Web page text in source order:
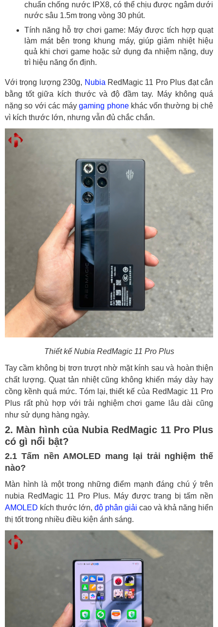
chuẩn chống nước IPX8, có thể chịu được ngâm dưới
nước sâu 1.5m trong vòng 30 phút.
Tính năng hỗ trợ chơi game: Máy được tích hợp quạt
làm mát bên trong khung máy, giúp giảm nhiệt hiệu
quả khi chơi game hoặc sử dụng đa nhiệm nặng, duy
trì hiệu năng ổn định.
Với trọng lượng 230g, Nubia RedMagic 11 Pro Plus đạt cân
bằng tốt giữa kích thước và độ đầm tay. Máy không quá
nặng so với các máygaming phonekhác vốn thường bị chê
vì kích thước lớn, nhưng vẫn đủ chắc chắn.
Thiết kế Nubia RedMagic 11 Pro Plus
Tay cầm không bị trơn trượt nhờ mặt kính sau và hoàn thiện
chất lượng. Quạt tản nhiệt cũng không khiến máy dày hay
cồng kềnh quá mức. Tóm lại, thiết kế của RedMagic 11 Pro
Plus rất phù hợp với trải nghiệm chơi game lâu dài cũng
như sử dụng hàng ngày.
2. Màn hình của Nubia RedMagic 11 Pro Plus
có gì nổi bật?
2.1 Tấm nền AMOLED mang lại trải nghiệm thế
nào?
Màn hình là một trong những điểm mạnh đáng chú ý trên
nubia RedMagic 11 Pro Plus. Máy được trang bị tấm nền
AMOLED kích thước lớn, độ phân giải cao và khả năng hiển
thị tốt trong nhiều điều kiện ánh sáng.